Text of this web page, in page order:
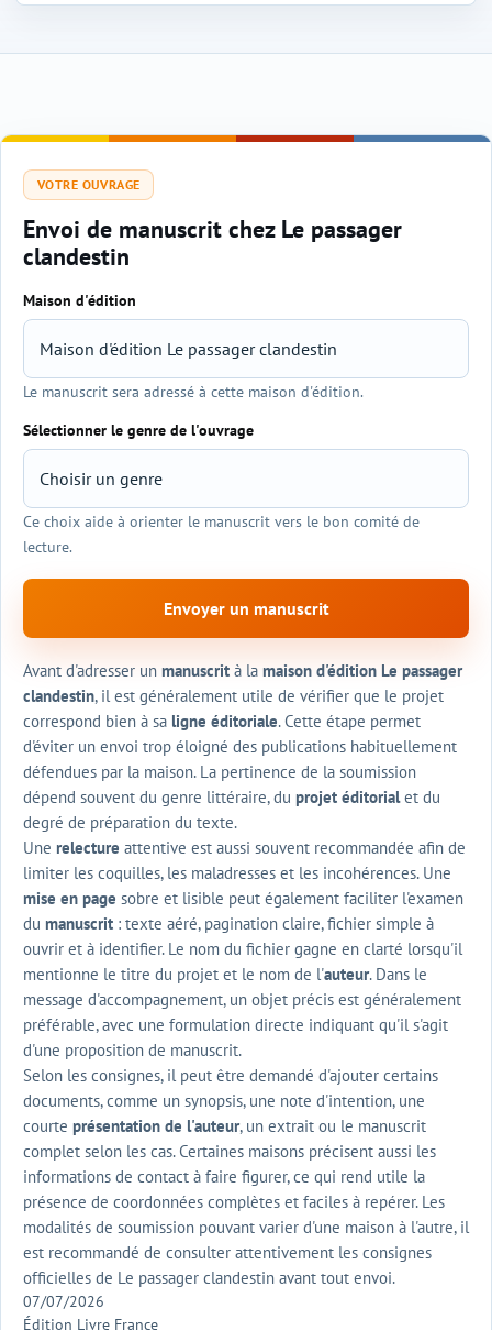
VOTRE OUVRAGE
Envoi de manuscrit chez Le passager
clandestin
Sélection de l'éditeur et du genre
Maison d'édition
Le manuscrit sera adressé à cette maison d'édition.
Sélectionner le genre de l'ouvrage
Ce choix aide à orienter le manuscrit vers le bon comité de
lecture.
Envoyer un manuscrit
Avant d'adresser un manuscrit à la maison d'édition Le passager
clandestin, il est généralement utile de vérifier que le projet
correspond bien à sa ligne éditoriale. Cette étape permet
d'éviter un envoi trop éloigné des publications habituellement
défendues par la maison. La pertinence de la soumission
dépend souvent du genre littéraire, du projet éditorialet du
degré de préparation du texte.
Une relecture attentive est aussi souvent recommandée afin de
limiter les coquilles, les maladresses et les incohérences. Une
mise en page sobre et lisible peut également faciliter l'examen
du manuscrit : texte aéré, pagination claire, fichier simple à
ouvrir et à identifier. Le nom du fichier gagne en clarté lorsqu'il
mentionne le titre du projet et le nom de l'auteur. Dans le
message d'accompagnement, un objet précis est généralement
préférable, avec une formulation directe indiquant qu'il s'agit
d'une proposition de manuscrit.
Selon les consignes, il peut être demandé d'ajouter certains
documents, comme un synopsis, une note d'intention, une
courte présentation de l'auteur, un extrait ou le manuscrit
complet selon les cas. Certaines maisons précisent aussi les
informations de contact à faire figurer, ce qui rend utile la
présence de coordonnées complètes et faciles à repérer. Les
modalités de soumission pouvant varier d'une maison à l'autre, il
est recommandé de consulter attentivement les consignes
officielles de Le passager clandestin avant tout envoi.
07/07/2026
Édition Livre France